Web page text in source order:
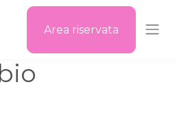
Area riservata